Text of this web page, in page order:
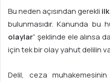
Bu neden açısından gerekli ilk
bulunmasıdır. Kanunda bu
olaylar” şeklinde ele alınsa
için tek bir olay yahut delilin
Delil, ceza